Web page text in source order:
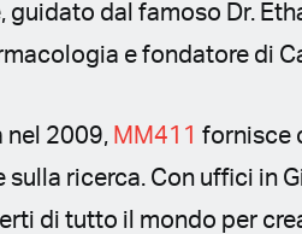
guidato dal famoso Dr.
e fondatore di
nel 2009, MM411 fornisce
sulla ricerca. Con uffici in
di tutto il mondo per